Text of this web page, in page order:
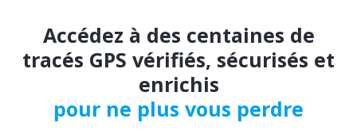
Accédez à des centaines de
tracés GPS vérifiés, sécurisés et
enrichis
pour ne plus vous perdre